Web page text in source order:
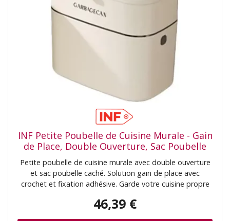
INF Petite Poubelle de Cuisine Murale - Gain
de Place, Double Ouverture, Sac Poubelle
Caché
Petite poubelle de cuisine murale avec double ouverture
et sac poubelle caché. Solution gain de place avec
crochet et fixation adhésive. Garde votre cuisine propre
nettoyer. Gain de place optimal: Optimisez l'espace de
46,39 €